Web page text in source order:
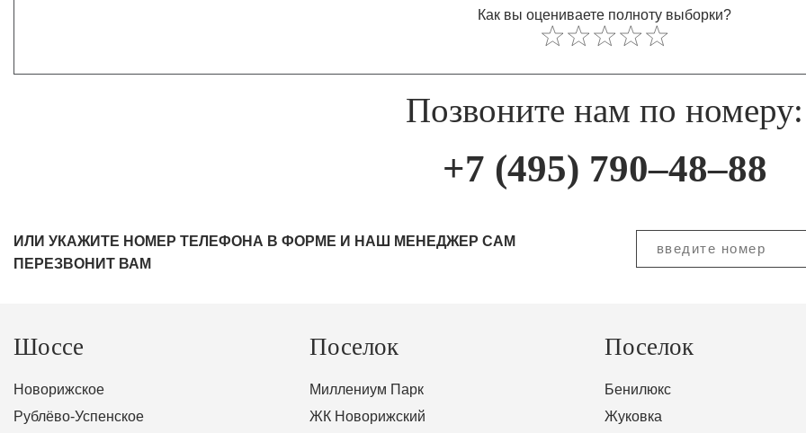
Как вы оцениваете полноту выборки?
Позвоните нам по номеру:
+7 (495) 790–48–88
ИЛИ УКАЖИТЕ НОМЕР ТЕЛЕФОНА В ФОРМЕ И НАШ МЕНЕДЖЕР САМ
ПЕРЕЗВОНИТ ВАМ
Шоссе
Новорижское
Рублёво-Успенское
Поселок
Миллениум Парк
ЖК Новорижский
Поселок
Бенилюкс
Жуковка